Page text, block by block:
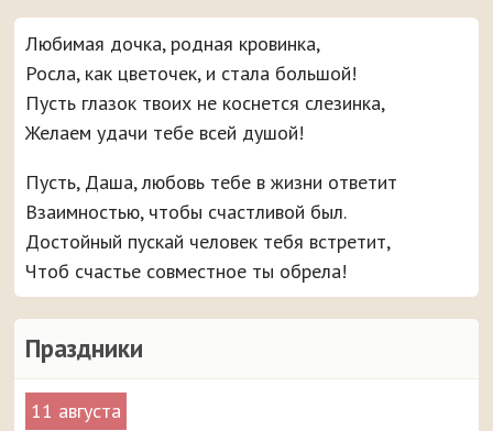
Праздники
11 августа
Любимая дочка, родная кровинка,
Росла, как цветочек, и стала большой!
Пусть глазок твоих не коснется слезинка,
Желаем удачи тебе всей душой!
Пусть, Даша, любовь тебе в жизни ответит
Взаимностью, чтобы счастливой был.
Достойный пускай человек тебя встретит,
Чтоб счастье совместное ты обрела!